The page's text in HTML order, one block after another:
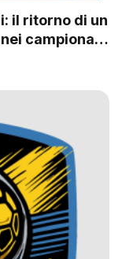
il ritorno di un
campionati